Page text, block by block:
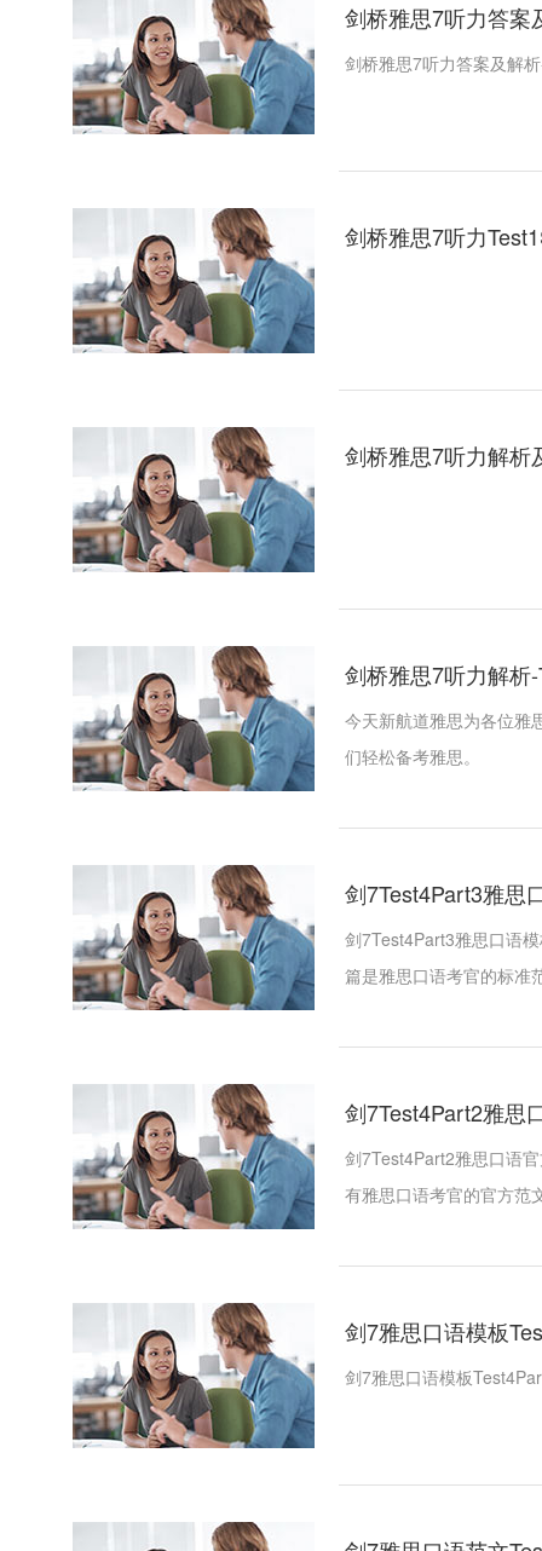
剑桥雅思7听力答案
剑桥雅思7听力答案及解
剑桥雅思7听力
剑桥雅思7听力解析
剑桥雅思7听力解析
今天新航道雅思为各位雅
们轻松备考雅思。
剑7Test4Part3雅思
剑7Test4Part3雅思口语
篇是雅思口语考官的标准
剑7Test4Part2雅思
剑7Test4Part2雅思口语
有雅思口语考官的官方范
剑7雅思口语模板
剑7雅思口语模板